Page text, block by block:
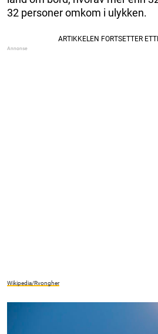
32 personer omkom i ulykken.
Wikipedia/Rvongher